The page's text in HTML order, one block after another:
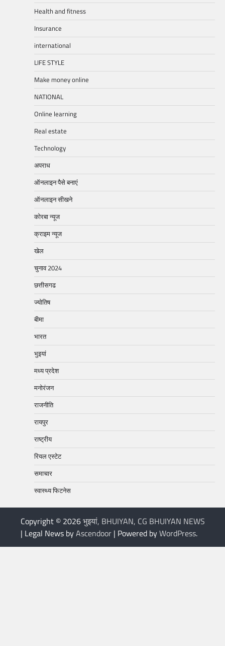
Health and fitness
Insurance
international
LIFE STYLE
Make money online
NATIONAL
Online learning
Real estate
Technology
अपराध
ऑनलाइन पैसे बनाएं
ऑनलाइन सीखने
कोरबा न्यूज
क्राइम न्यूज
खेल
चुनाव 2024
छत्तीसगढ
ज्योतिष
बीमा
भारत
भुइयां
मध्य प्रदेश
मनोरंजन
राजनीति
रायपुर
राष्ट्रीय
रियल एस्टेट
समाचार
स्वास्थ्य फिटनेस
Copyright © 2026भुइयां, BHUIYAN, CG BHUIYAN NEWS
| Legal News byAscendoor| Powered byWordPress.